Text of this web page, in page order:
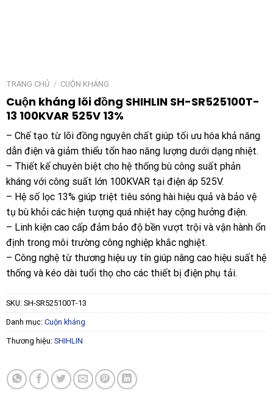
TRANG CHỦ / CUỘN KHÁNG
Cuộn kháng lõi đồng SHIHLIN SH-SR525100T-
13 100KVAR 525V 13%
– Chế tạo từ lõi đồng nguyên chất giúp tối ưu hóa khả năng
dẫn điện và giảm thiểu tổn hao năng lượng dưới dạng nhiệt.
– Thiết kế chuyên biệt cho hệ thống bù công suất phản
kháng với công suất lớn 100KVAR tại điện áp 525V.
– Hệ số lọc 13% giúp triệt tiêu sóng hài hiệu quả và bảo vệ
tụ bù khỏi các hiện tượng quá nhiệt hay cộng hưởng điện.
– Linh kiện cao cấp đảm bảo độ bền vượt trội và vận hành ổn
định trong môi trường công nghiệp khắc nghiệt.
– Công nghệ từ thương hiệu uy tín giúp nâng cao hiệu suất hệ
thống và kéo dài tuổi thọ cho các thiết bị điện phụ tải.
SKU: SH-SR525100T-13
Danh mục: Cuộn kháng
Thương hiệu: SHIHLIN